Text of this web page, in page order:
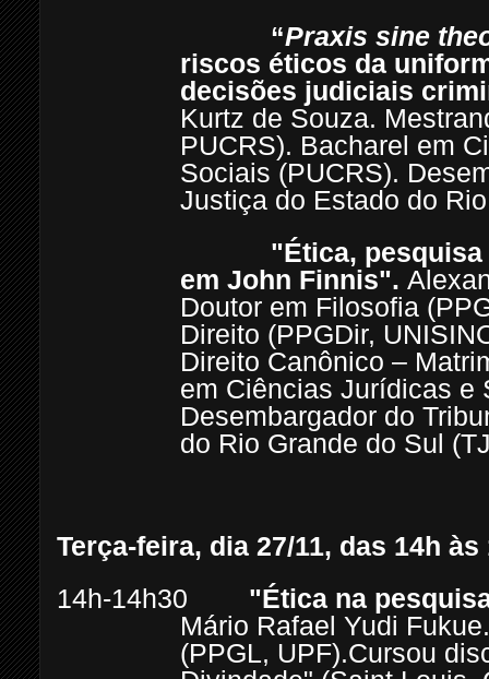
“Praxis sine
riscos éticos da
decisões judiciais
Kurtz de Souza.
PUCRS). Bacharel em
Sociais (PUCRS).
Justiça do Estado do
"Ética, pesquisa e os
em John Finnis".
Doutor em Filosofia
Direito (PPGDir,
Direito Canônico –
em Ciências Jurídicas e
Desembargador do
do Rio Grande do Sul
Terça-feira, dia 27/11, das 14h às
14h-14h30 "Ética na
Mário Rafael Yudi
(PPGL, UPF).Cursou